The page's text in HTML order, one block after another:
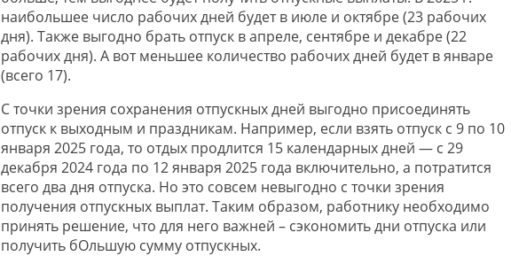
наибольшее число рабочих дней будет в июле и октябре (23 рабочих
дня). Также выгодно брать отпуск в апреле, сентябре и декабре (22
рабочих дня). А вот меньшее количество рабочих дней будет в январе
(всего 17).
С точки зрения сохранения отпускных дней выгодно присоединять
отпуск к выходным и праздникам. Например, если взять отпуск с 9 по 10
января 2025 года, то отдых продлится 15 календарных дней — с 29
декабря 2024 года по 12 января 2025 года включительно, а потратится
всего два дня отпуска. Но это совсем невыгодно с точки зрения
получения отпускных выплат. Таким образом, работнику необходимо
принять решение, что для него важней – сэкономить дни отпуска или
получить бОльшуюсумму отпускных.